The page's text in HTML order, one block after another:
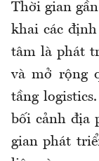
Thời gian
khai các
tâm là phát
và mở rộng
tầng
bối cảnh địa
gian phát